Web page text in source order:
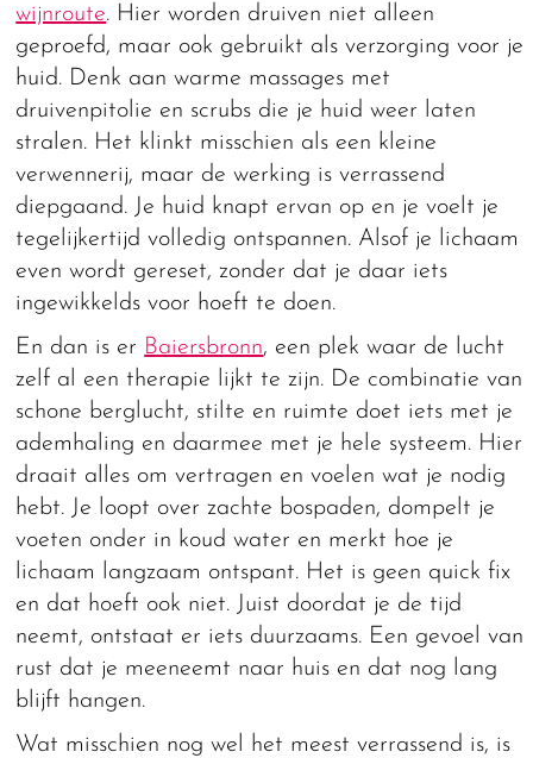
wijnroute. Hier worden druiven niet alleen
geproefd, maar ook gebruikt als verzorging voor je
huid. Denk aan warme massages met
druivenpitolie en scrubs die je huid weer laten
stralen. Het klinkt misschien als een kleine
verwennerij, maar de werking is verrassend
diepgaand. Je huid knapt ervan op en je voelt je
tegelijkertijd volledig ontspannen. Alsof je lichaam
even wordt gereset, zonder dat je daar iets
ingewikkelds voor hoeft te doen.
En dan is er Baiersbronn, een plek waar de lucht
zelf al een therapie lijkt te zijn. De combinatie van
schone berglucht, stilte en ruimte doet iets met je
ademhaling en daarmee met je hele systeem. Hier
draait alles om vertragen en voelen wat je nodig
hebt. Je loopt over zachte bospaden, dompelt je
voeten onder in koud water en merkt hoe je
lichaam langzaam ontspant. Het is geen quick fix
en dat hoeft ook niet. Juist doordat je de tijd
neemt, ontstaat er iets duurzaams. Een gevoel van
rust dat je meeneemt naar huis en dat nog lang
blijft hangen.
Wat misschien nog wel het meest verrassend is, is